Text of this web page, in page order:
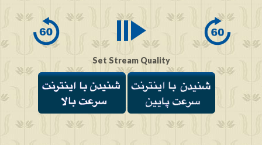
seconds
Set Stream Quality